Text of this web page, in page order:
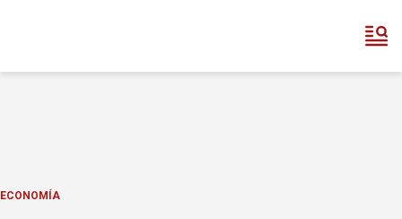
ECONOMÍA